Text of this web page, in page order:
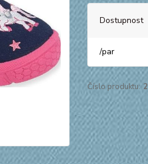
Dostupnost
/par
Číslo produktu: